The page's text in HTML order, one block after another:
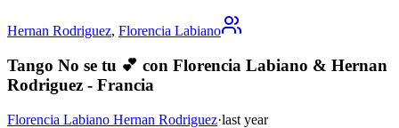
Hernan Rodriguez, Florencia Labiano
Tango No se tu 💕 con Florencia Labiano & Hernan
Rodriguez - Francia
Florencia Labiano Hernan Rodriguez·last year